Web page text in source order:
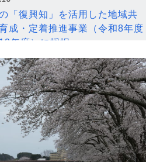
「復興知」を活用した地域共
成・定着推進事業（令和8年度
年度）に採択